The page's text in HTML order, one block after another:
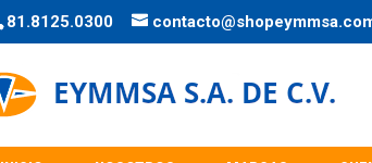
81.8125.0300